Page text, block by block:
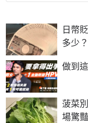
日幣
多少
做到
PR
菠菜
場驚